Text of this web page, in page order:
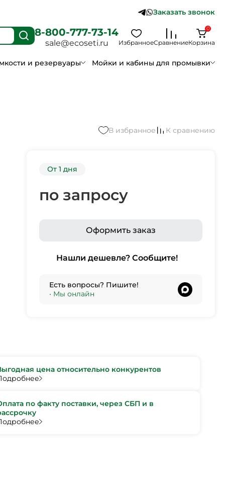
Заказать звонок
8-800-777-73-14
sale@ecoseti.ru ИзбранноеСравнениеКорзина
0
и резервуары Мойки и кабины для промывки
В избранное К сравнению
От 1 дня
по запросу
Оформить заказ
Нашли дешевле? Сообщите!
Есть вопросы? Пишите!
• Мы онлайн
цена относительно конкурентов
по факту поставки, через СБП и в